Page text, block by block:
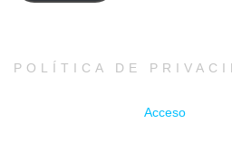
POLÍTICA DE
Acceso